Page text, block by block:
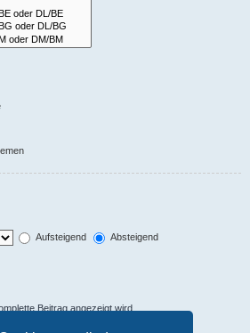
Aufsteigend
Absteigend
Beitrag angezeigt wird.